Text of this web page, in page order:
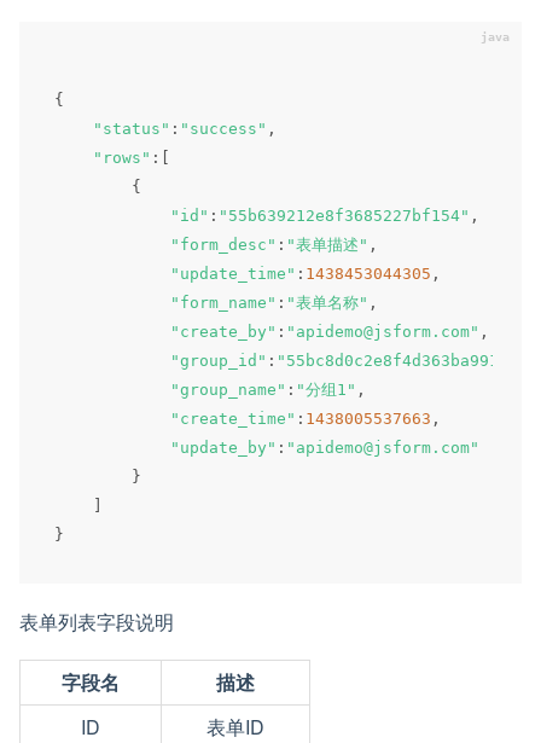
{
"status" : "success" ,
"rows" : [
{
"id" : "55b639212e8f3685227bf154" ,
"form_desc" : "表单描述" ,
"update_time" : 1438453044305 ,
"form_name" : "表单名称" ,
"create_by" : "apidemo@jsform.com" ,
"group_id" : "55bc8d0c2e8f4d363ba991c9"
"group_name" : "分组1" ,
"create_time" : 1438005537663 ,
"update_by" : "apidemo@jsform.com"
}
]
}
表单列表字段说明
字段名
描述
ID
表单ID